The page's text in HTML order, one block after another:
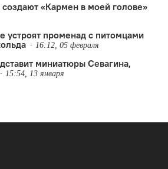
«Кармен в моей голове»
устроят променад с питомцами
16:12, 05 февраля
миниатюры Севагина,
15:54, 13 января